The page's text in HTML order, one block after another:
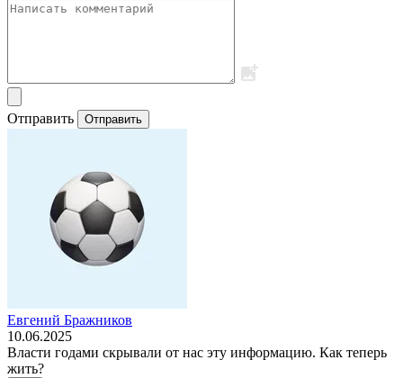
Отправить Отправить
Евгений Бражников
10.06.2025
Власти годами скрывали от нас эту информацию. Как теперь
жить?